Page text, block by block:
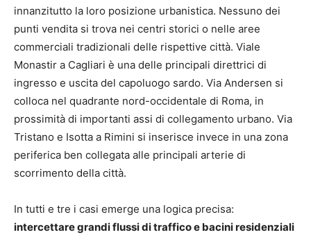
innanzitutto la loro posizione urbanistica. Nessuno dei
punti vendita si trova nei centri storici o nelle aree
commerciali tradizionali delle rispettive città. Viale
Monastir a Cagliari è una delle principali direttrici di
ingresso e uscita del capoluogo sardo. Via Andersen si
colloca nel quadrante nord-occidentale di Roma, in
prossimità di importanti assi di collegamento urbano. Via
Tristano e Isotta a Rimini si inserisce invece in una zona
periferica ben collegata alle principali arterie di
scorrimento della città.
In tutti e tre i casi emerge una logica precisa:
intercettare grandi flussi di traffico e bacini residenziali